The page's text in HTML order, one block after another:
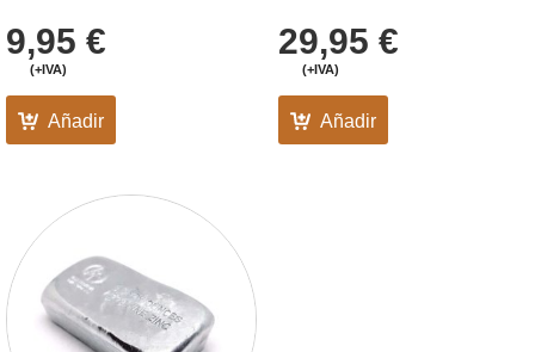
9,95 €
(+IVA)
Añadir
29,95 €
(+IVA)
Añadir